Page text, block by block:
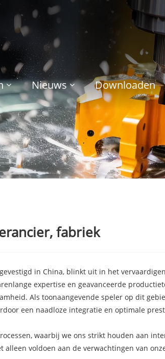
Nieuws Downloaden
fabriek
in China, blinkt uit in het
expertise en geavanceerde
Als toonaangevende speler op dit
een naadloze integratie en optimale
waarbij we ons strikt houden aan
voldoen aan de verwachtingen van